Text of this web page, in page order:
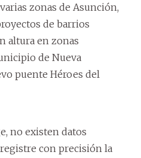
zonas de Asunción,
de barrios
altura en zonas
de Nueva
puente Héroes del
no existen datos
con precisión la